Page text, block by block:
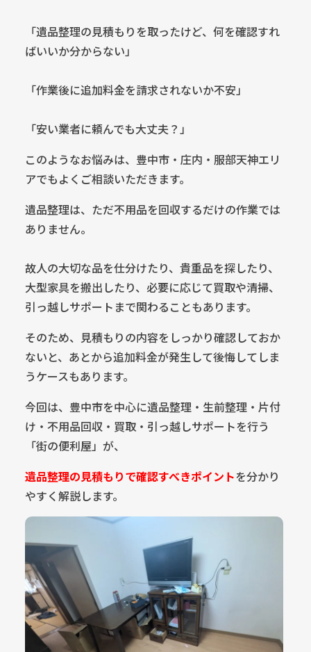
「遺品整理の見積もりを取ったけど、何を確認すれ
ばいいか分からない」
「作業後に追加料金を請求されないか不安」
「安い業者に頼んでも大丈夫？」
このようなお悩みは、豊中市・庄内・服部天神エリ
アでもよくご相談いただきます。
遺品整理は、ただ不用品を回収するだけの作業では
ありません。
故人の大切な品を仕分けたり、貴重品を探したり、
大型家具を搬出したり、必要に応じて買取や清掃、
引っ越しサポートまで関わることもあります。
そのため、見積もりの内容をしっかり確認しておか
ないと、あとから追加料金が発生して後悔してしま
うケースもあります。
今回は、豊中市を中心に遺品整理・生前整理・片付
け・不用品回収・買取・引っ越しサポートを行う
「街の便利屋」が、
遺品整理の見積もりで確認すべきポイントを分かり
やすく解説します。